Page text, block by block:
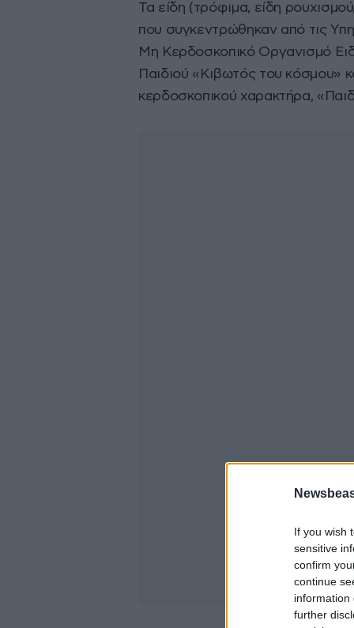
If you wish
sensitive
confirm
continue
information
further
Τα είδη (τρόφιμα, είδη
που συγκεντρώθηκαν από τις
Μη Κερδοσκοπικό Οργανισμό
Παιδιού «Κιβωτός του κόσμου»
κερδοσκοπικού χαρακτήρα,